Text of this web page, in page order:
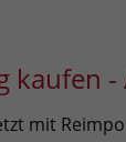
kaufen
mit